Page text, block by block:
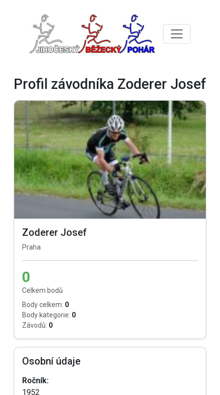
Profil závodníka Zoderer Josef
Zoderer Josef
Praha
0
Celkem bodů
Body celkem: 0
Body kategorie: 0
Závodů: 0
Osobní údaje
Ročník:
1952